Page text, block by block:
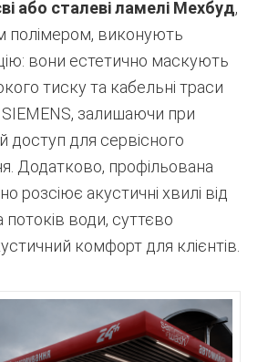
або сталеві ламелі Мехбуд,
полімером, виконують
вони естетично маскують
тиску та кабельні траси
залишаючи при
для сервісного
Додатково, профільована
розсіює акустичні хвилі від
води, суттєво
комфорт для клієнтів.